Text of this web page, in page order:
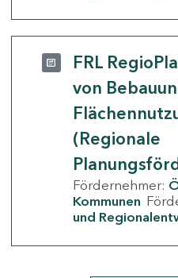
FRL
von
(Regionale
Fördernehmer:
Kommunen
und